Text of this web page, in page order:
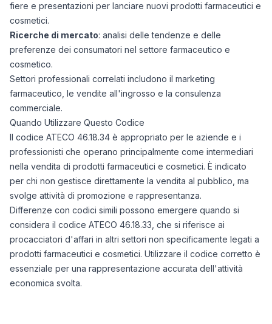
fiere e presentazioni per lanciare nuovi prodotti farmaceutici e
cosmetici.
Ricerche di mercato: analisi delle tendenze e delle
preferenze dei consumatori nel settore farmaceutico e
cosmetico.
Settori professionali correlati includono il marketing
farmaceutico, le vendite all'ingrosso e la consulenza
commerciale.
Quando Utilizzare Questo Codice
Il codice ATECO 46.18.34 è appropriato per le aziende e i
professionisti che operano principalmente come intermediari
nella vendita di prodotti farmaceutici e cosmetici. È indicato
per chi non gestisce direttamente la vendita al pubblico, ma
svolge attività di promozione e rappresentanza.
Differenze con codici simili possono emergere quando si
considera il codice ATECO 46.18.33, che si riferisce ai
procacciatori d'affari in altri settori non specificamente legati a
prodotti farmaceutici e cosmetici. Utilizzare il codice corretto è
essenziale per una rappresentazione accurata dell'attività
economica svolta.